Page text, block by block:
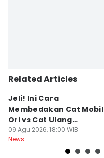
Related Articles
Jeli! Ini Cara
Membedakan Cat Mobil
Ori vs Cat Ulang
Oplosan saat Beli
kendaraan Bekas
09 Agu 2026, 18:00 WIB
News